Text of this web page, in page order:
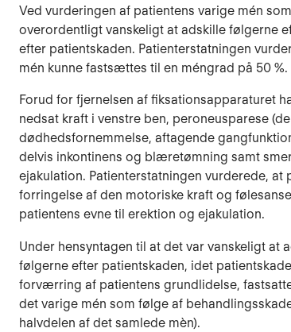
Ved vurderingen af patientens varige mén
overordentligt vanskeligt at adskille følgerne
efter patientskaden. Patienterstatningen
mén kunne fastsættes til en méngrad på 50 %.
Forud for fjernelsen af fiksationsapparaturet
nedsat kraft i venstre ben, peroneusparese
dødhedsfornemmelse, aftagende
delvis inkontinens og blæretømning samt
ejakulation. Patienterstatningen vurderede, at
forringelse af den motoriske kraft og
patientens evne til erektion og ejakulation.
Under hensyntagen til at det var vanskeligt at
følgerne efter patientskaden, idet
forværring af patientens grundlidelse,
det varige mén som følge af
halvdelen af det samlede mèn).